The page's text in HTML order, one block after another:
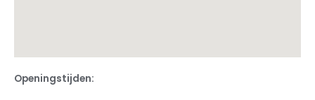
Openingstijden: